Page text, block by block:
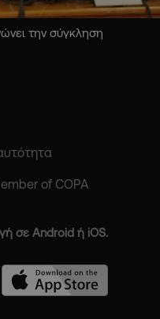
την σύγκληση
of COPA
σε Android ή iOS.